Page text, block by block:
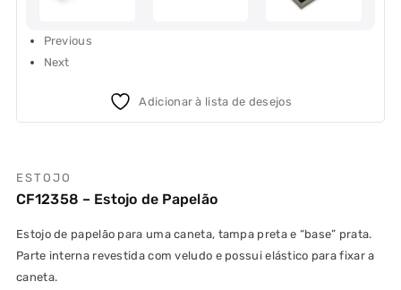
Previous
Next
Adicionar à lista de desejos
ESTOJO
CF12358 – Estojo de Papelão
Estojo de papelão para uma caneta, tampa preta e “base” prata.
Parte interna revestida com veludo e possui elástico para fixar a
caneta.